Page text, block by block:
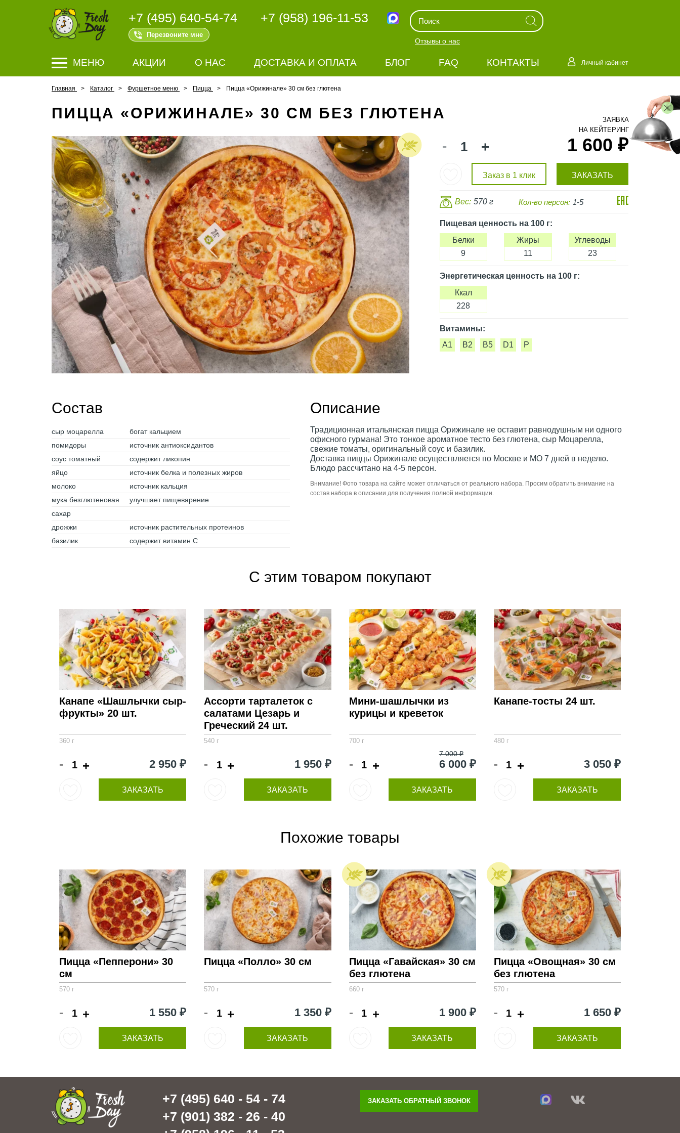
+7 (495) 640-54-74
Перезвоните мне
+7 (958) 196-11-53
Отзывы о нас
МЕНЮ АКЦИИ О НАС ДОСТАВКА И ОПЛАТА БЛОГ FAQ КОНТАКТЫ Личный кабинет
Главная Каталог Фуршетное меню Пицца Пицца «Орижинале» 30 см без глютена
ПИЦЦА «ОРИЖИНАЛЕ» 30 СМ БЕЗ ГЛЮТЕНА
- + 1 600 ₽
Заказ в 1 клик ЗАКАЗАТЬ
Вес: 570 г Кол-во персон: 1-5
Пищевая ценностьна 100 г:
Белки
9
Жиры
11
Углеводы
23
Энергетическая ценностьна 100 г:
Ккал
228
Витамины:
A1
B2 B5 D1 P
Состав
сыр моцарелла
богат кальцием
помидоры
источник антиоксидантов
соус томатный
содержит ликопин
яйцо
источник белка и полезных жиров
молоко
источник кальция
мука безглютеновая
улучшает пищеварение
сахар
дрожжи
источник растительных протеинов
базилик
содержит витамин С
Описание
Традиционная итальянская пицца Орижинале не оставит равнодушным ни одного
офисного гурмана! Это тонкое ароматное тесто без глютена, сыр Моцарелла,
свежие томаты, оригинальный соус и базилик.
Доставка пиццы Орижинале осуществляется по Москве и МО 7 дней в неделю.
Блюдо рассчитано на 4-5 персон.
Внимание! Фото товара на сайте может отличаться от реального набора. Просим обратить внимание на
состав набора в описании для получения полной информации.
С этим товаром покупают
Канапе «Шашлычки сыр-
фрукты» 20 шт.
360 г
- + 2 950 ₽
ЗАКАЗАТЬ
Ассорти тарталеток с
салатами Цезарь и
Греческий 24 шт.
540 г
- + 1 950 ₽
ЗАКАЗАТЬ
Мини-шашлычки из
курицы и креветок
700 г
- +
7 000 ₽
6 000 ₽
ЗАКАЗАТЬ
Канапе-тосты 24 шт.
480 г
- + 3 050 ₽
ЗАКАЗАТЬ
Похожие товары
Пицца «Пепперони» 30
см
570 г
- + 1 550 ₽
ЗАКАЗАТЬ
Пицца «Полло» 30 см
570 г
- + 1 350 ₽
ЗАКАЗАТЬ
Пицца «Гавайская» 30 см
без глютена
660 г
- + 1 900 ₽
ЗАКАЗАТЬ
Пицца «Овощная» 30 см
без глютена
570 г
- + 1 650 ₽
ЗАКАЗАТЬ
+7 (495) 640 - 54 - 74
+7 (901) 382 - 26 - 40
ЗАКАЗАТЬ ОБРАТНЫЙ ЗВОНОК
ЗАЯВКА
НА КЕЙТЕРИНГ